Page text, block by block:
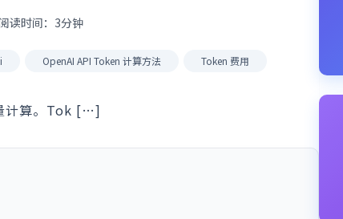
读时间：3分钟
OpenAI API Token 计算方法 Token 费用
计算。Tok […]